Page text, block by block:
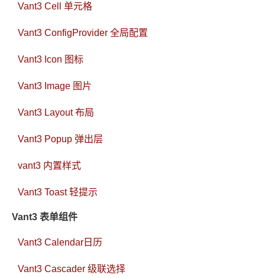
Vant3 Cell 单元格
Vant3 ConfigProvider 全局配置
Vant3 Icon 图标
Vant3 Image 图片
Vant3 Layout 布局
Vant3 Popup 弹出层
vant3 内置样式
Vant3 Toast 轻提示
Vant3 表单组件
Vant3 Calendar日历
Vant3 Cascader 级联选择